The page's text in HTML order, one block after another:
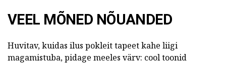
VEEL MÕNED NÕUANDED
Huvitav, kuidas ilus pokleit tapeet kahe liigi
magamistuba, pidage meeles värv: cool toonid